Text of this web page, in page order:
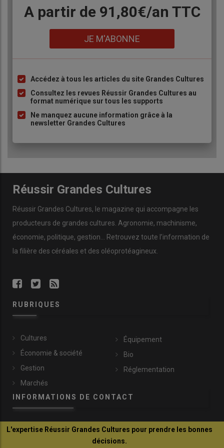
pyrénéens au sud-ouest.
Body
A partir de 91,80€/an​ TTC
JE M'ABONNE
Liste
à
puce
Accédez à tous les articles du site Grandes Cultures
Consultez les revues Réussir Grandes Cultures au
format numérique sur tous les supports
Ne manquez aucune information grâce à la
newsletter Grandes Cultures
Réussir Grandes Cultures
Réussir Grandes Cultures, le magazine qui accompagne les
producteurs de grandes cultures Agronomie, machinisme,
économie, politique, gestion … Retrouvez toute l’information de
la filière des céréales et des oléoprotéagineux
RUBRIQUES
Cultures
Économie & société
Gestion
Marchés
Équipement
Bio
Réglementation
INFORMATIONS DE CONTACT
communication@reussir.fr
1 Rue Léopold Sédar-Senghor
L'expertise Réussir Grandes Cultures pour prendre les bonnes
décisions.